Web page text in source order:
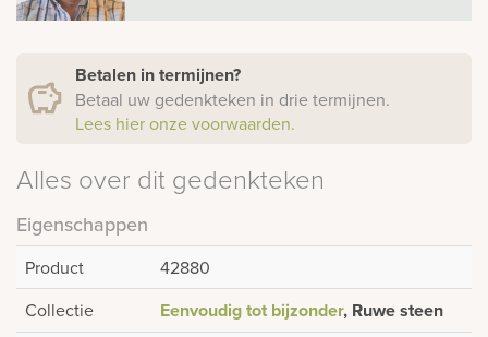
Betalen in termijnen?
Betaal uw gedenkteken in drie termijnen.
Lees hier onze voorwaarden.
Alles over dit gedenkteken
Eigenschappen
Product
42880
Collectie
Eenvoudig tot bijzonder, Ruwe steen